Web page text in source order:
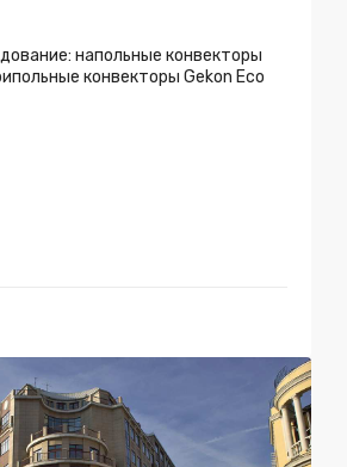
напольные конвекторы
конвекторы Gekon Eco